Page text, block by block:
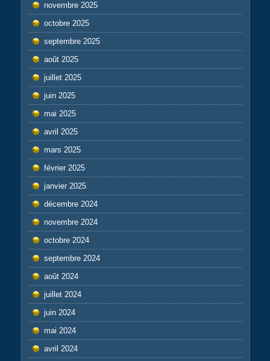
novembre 2025
octobre 2025
septembre 2025
août 2025
juillet 2025
juin 2025
mai 2025
avril 2025
mars 2025
février 2025
janvier 2025
décembre 2024
novembre 2024
octobre 2024
septembre 2024
août 2024
juillet 2024
juin 2024
mai 2024
avril 2024